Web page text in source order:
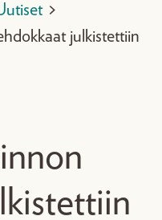
>
julkistettiin